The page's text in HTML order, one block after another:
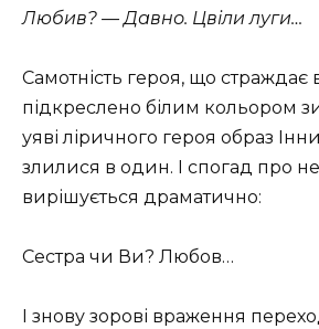
Любив? — Давно. Цвіли луги…
Самотність героя, що страждає
підкреслено білим кольором
уяві ліричного героя образ Інни
злилися в один. І спогад про
вирішується драматично:
Сестра чи Ви? Любов…
І знову зорові враження